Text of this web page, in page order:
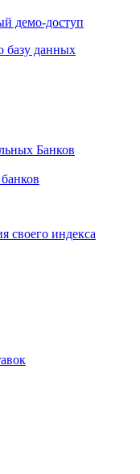
данных
Банков
своего индекса